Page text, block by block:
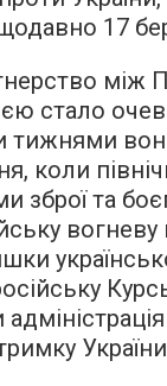
17
між
стало
тижнями
коли
зброї та